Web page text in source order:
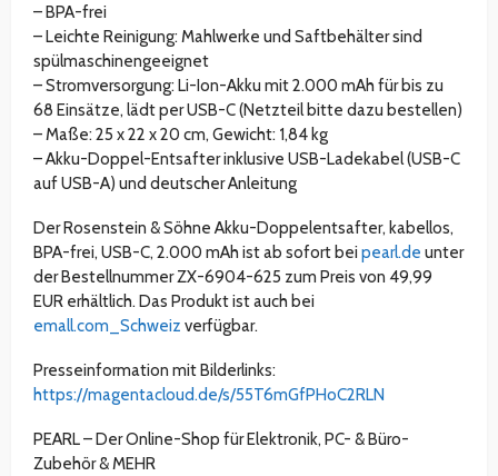
– BPA-frei
– Leichte Reinigung: Mahlwerke und Saftbehälter sind
spülmaschinengeeignet
– Stromversorgung: Li-Ion-Akku mit 2.000 mAh für bis zu
68 Einsätze, lädt per USB-C (Netzteil bitte dazu bestellen)
– Maße: 25 x 22 x 20 cm, Gewicht: 1,84 kg
– Akku-Doppel-Entsafter inklusive USB-Ladekabel (USB-C
auf USB-A) und deutscher Anleitung
Der Rosenstein & Söhne Akku-Doppelentsafter, kabellos,
BPA-frei, USB-C, 2.000 mAh ist ab sofort bei pearl.de unter
der Bestellnummer ZX-6904-625 zum Preis von 49,99
EUR erhältlich. Das Produkt ist auch bei
emall.com_Schweiz verfügbar.
Presseinformation mit Bilderlinks:
https://magentacloud.de/s/55T6mGfPHoC2RLN
PEARL – Der Online-Shop für Elektronik, PC- & Büro-
Zubehör & MEHR